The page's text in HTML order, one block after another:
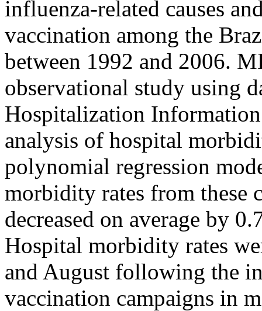
influenza-related causes
vaccination among the
between 1992 and 2006.
observational study using
Hospitalization
analysis of hospital
polynomial regression
morbidity rates from these
decreased on average by
Hospital morbidity rates
and August following the
vaccination campaigns in